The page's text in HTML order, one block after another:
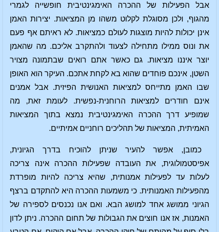
אבל הפעילות של ההכרה האימגינטיבית חופשייה לגמרי
מהגוף, ולכן מסוגלת לקלוט משהו מן המציאות. יצירות האמן
אינן יכולות להיות מוצגות לעולם כמציאות. לא ראיתם אף פעם
את ונוס ממילו מתחילה לצעוד ולהתקרב אליכם. מה שהאמן
יוצר איננו מציאות. גם כאשר אתם רואים שבתמונה מצויר
השטן, אינכם פוחדים שהוא בא לקחת אתכם. העיקר הוא האופן
שבו האמן מתייחס למציאות האנושית הפיזית. אבל אמנים
אינם חודרים למציאות הרוחנית-נפשית. לעומת זאת, מה
שמופיע דרך ההכרה האימגינטיבית נמצא בתוך המציאות
האמיתית, המציאות של תהליכים רוחניים אמיתיים.
כמובן, אפשר להעיר שניתן להוכיח בדרך הגיונית,
אפיסטמולוגית, את העובדה שפעילות ההכרה אינה צריכה
לעלות עד לפעילות אמנותית, שהיא צריכה להיות מופרדת
מהפעילות האמנותית. כי משמעות ההכרה היא להתקדם ברצף
הגיוני ממושג אחד למושג הבא. ואם אנו נכנסים לספירה של
האמנות, אז אנו חוצים את הגבולות של תחום ההכרה. ניתן לדון